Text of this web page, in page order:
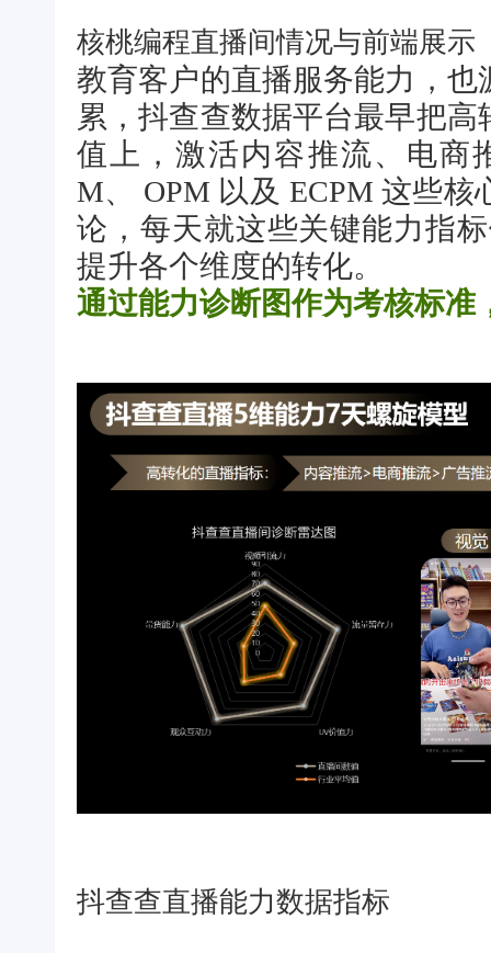
核桃编程直播间情况与前端展示
教育客户的直播服务能力，
累，抖查查数据平台最早把
值上，激活内容推流、电商
M、 OPM 以及 ECPM 这些
论，每天就这些关键能力指
提升各个维度的转化。
通过能力诊断图作为考核标准
抖查查直播能力数据指标